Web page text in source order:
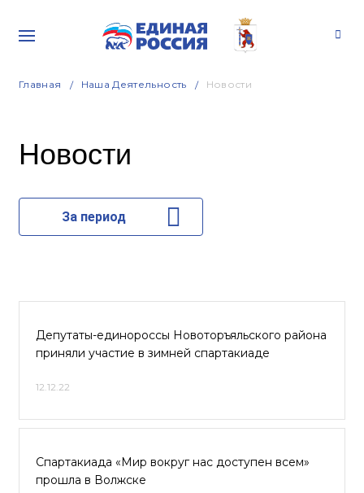
Главная Наша Деятельность Новости
Новости
За период
Депутаты-единороссы Новоторъяльского района
приняли участие в зимней спартакиаде
12.12.22
Спартакиада «Мир вокруг нас доступен всем»
прошла в Волжске